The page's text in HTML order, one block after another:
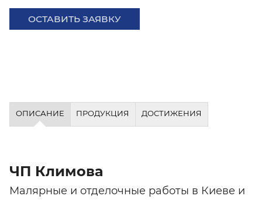
ОСТАВИТЬ ЗАЯВКУ
ОПИСАНИЕ ПРОДУКЦИЯ ДОСТИЖЕНИЯ
ЧП Климова
Малярные и отделочные работы в Киеве и